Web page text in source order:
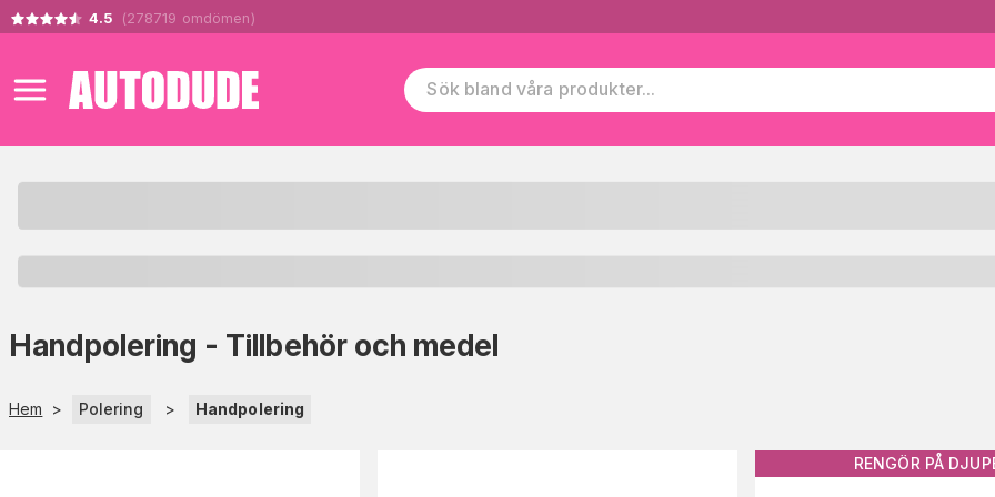
4.5 (278719 omdömen )
Handpolering - Tillbehör och medel
Hem > Polering > Handpolering
RENGÖR PÅ